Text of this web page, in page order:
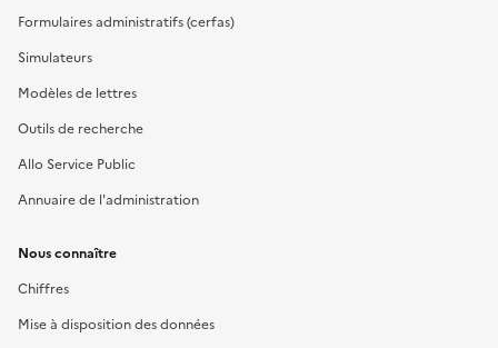
Formulaires administratifs (cerfas)
Simulateurs
Modèles de lettres
Outils de recherche
Allo Service Public
Annuaire de l'administration
Nous connaître
Chiffres
Mise à disposition des données